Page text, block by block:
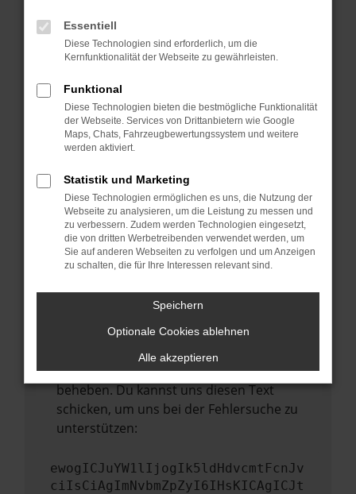
können das Laden bestimmter Seiten
verhindern. Funktioniert die Seite in einem
anderen Browser oder in einem privaten
Fenster?
Starte dein Gerät neu.
Das kann manchmal helfen,
vorübergehende Probleme zu beheben.
Stelle sicher, dass dein Browser und dein
Betriebssystem auf dem neuesten Stand
sind.
Veraltete Software birgt nicht nur ein
Sicherheitsrisiko, sondern kann auch dazu
führen, dass bestimmte Funktionen nicht
mehr unterstützt werden.
Wende dich an den Webseitenbetreiber.
Wenn du alle oben genannten Schritte
versucht hast, kontaktiere uns bitte. Wir
werden versuchen, das Problem zu
beheben. Du kannst uns diesen Text
schicken, um uns bei der Fehlersuche zu
unterstützen:
ewogICJuYW1lIjogIk5ldHdvcmtFcnJv
ciIsCiAgImNvbmZpZyI6IHsKICAgICJt
Essentiell
Diese Technologien sind erforderlich, um die
Kernfunktionalität der Webseite zu gewährleisten.
Funktional
Diese Technologien bieten die bestmögliche Funktionalität
der Webseite. Services von Drittanbietern wie Google
Maps, Chats, Fahrzeugbewertungssystem und weitere
werden aktiviert.
Statistik und Marketing
Diese Technologien ermöglichen es uns, die Nutzung der
Webseite zu analysieren, um die Leistung zu messen und
zu verbessern. Zudem werden Technologien eingesetzt,
die von dritten Werbetreibenden verwendet werden, um
Sie auf anderen Webseiten zu verfolgen und um Anzeigen
zu schalten, die für Ihre Interessen relevant sind.
Speichern
Optionale Cookies ablehnen
Alle akzeptieren